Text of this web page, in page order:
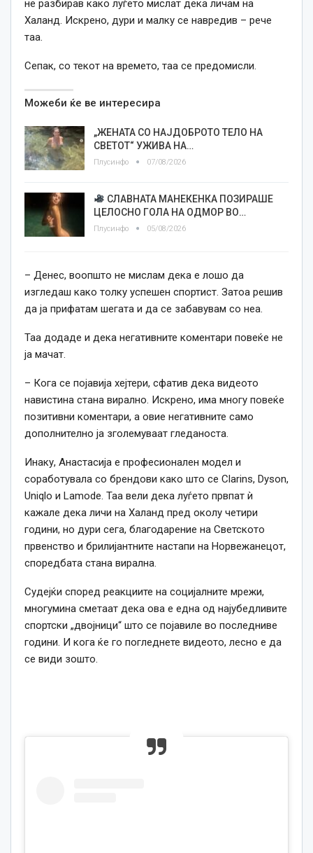
не разбирав како луѓето мислат дека личам на
Халанд. Искрено, дури и малку се навредив – рече
таа.
Сепак, со текот на времето, таа се предомисли.
Можеби ќе ве интересира
„ЖЕНАТА СО НАЈДОБРОТО ТЕЛО НА
СВЕТОТ“ УЖИВА НА…
Плусинфо 07/08/2026
СЛАВНАТА МАНЕКЕНКА ПОЗИРАШЕ
ЦЕЛОСНО ГОЛА НА ОДМОР ВО…
Плусинфо 05/08/2026
– Денес, воопшто не мислам дека е лошо да
изгледаш како толку успешен спортист. Затоа решив
да ја прифатам шегата и да се забавувам со неа.
Таа додаде и дека негативните коментари повеќе не
ја мачат.
– Кога се појавија хејтери, сфатив дека видеото
навистина стана вирално. Искрено, има многу повеќе
позитивни коментари, а овие негативните само
дополнително ја зголемуваат гледаноста.
Инаку, Анастасија е професионален модел и
соработувала со брендови како што се Clarins, Dyson,
Uniqlo и Lamode. Таа вели дека луѓето првпат ѝ
кажале дека личи на Халанд пред околу четири
години, но дури сега, благодарение на Светското
првенство и брилијантните настапи на Норвежанецот,
споредбата стана вирална.
Судејќи според реакциите на социјалните мрежи,
многумина сметаат дека ова е една од најубедливите
спортски „двојници“ што се појавиле во последниве
години. И кога ќе го погледнете видеото, лесно е да
се види зошто.